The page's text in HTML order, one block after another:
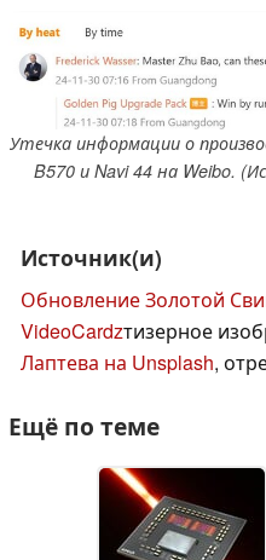
Утечка информации о
B570 и Navi 44 на Weibo.
Источник(и)
Обновление Золотой
VideoCardzтизерное
Лаптева на Unsplash,
Ещё по теме